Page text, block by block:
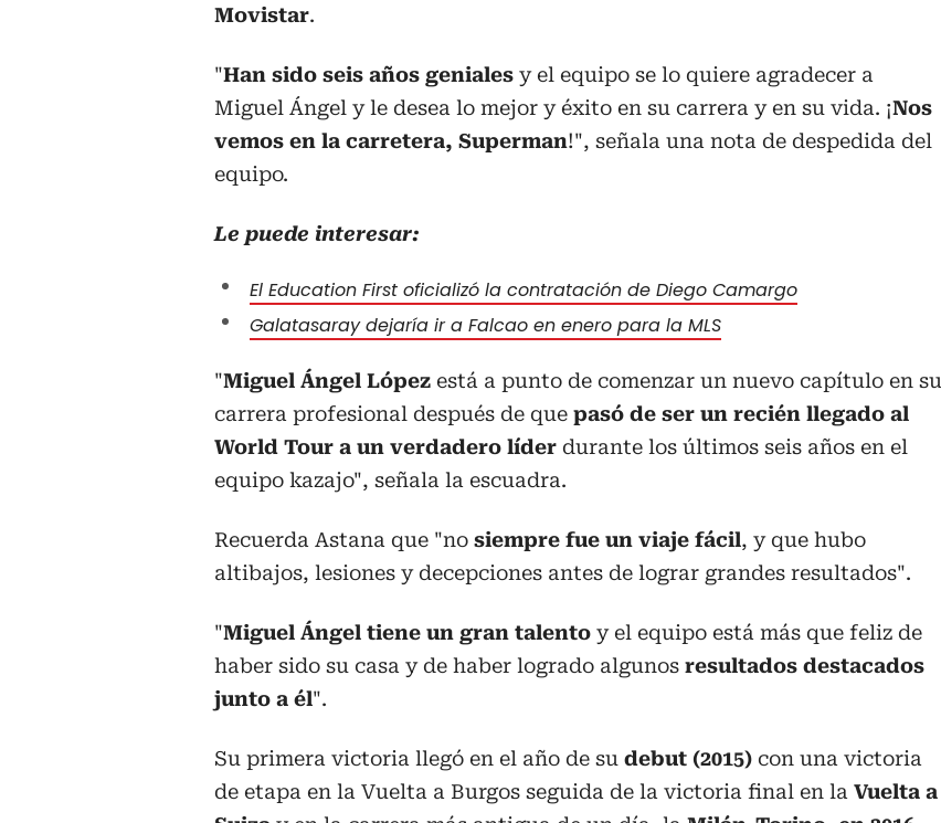
Movistar.
"Han sido seis años geniales y el equipo se lo quiere agradecer a
Miguel Ángel y le desea lo mejor y éxito en su carrera y en su vida. ¡Nos
vemos en la carretera, Superman!", señala una nota de despedida del
equipo.
Le puede interesar:
El Education First oficializó la contratación de Diego Camargo
Galatasaray dejaría ir a Falcao en enero para la MLS
"Miguel Ángel López está a punto de comenzar un nuevo capítulo en su
carrera profesional después de que pasó de ser un recién llegado al
World Tour a un verdadero líder durante los últimos seis años en el
equipo kazajo", señala la escuadra.
Recuerda Astana que "no siempre fue un viaje fácil, y que hubo
altibajos, lesiones y decepciones antes de lograr grandes resultados".
"Miguel Ángel tiene un gran talento y el equipo está más que feliz de
haber sido su casa y de haber logrado algunos resultados destacados
junto a él".
Su primera victoria llegó en el año de su debut (2015) con una victoria
de etapa en la Vuelta a Burgos seguida de la victoria final en la Vuelta a